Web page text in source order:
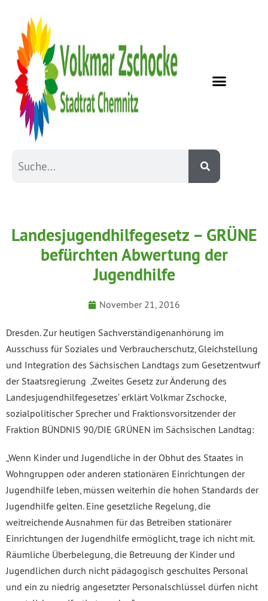
Landesjugendhilfegesetz – GRÜNE
befürchten Abwertung der
Jugendhilfe
November 21, 2016
Dresden. Zur heutigen Sachverständigenanhörung im
Ausschuss für Soziales und Verbraucherschutz, Gleichstellung
und Integration des Sächsischen Landtags zum Gesetzentwurf
der Staatsregierung ‚Zweites Gesetz zur Änderung des
Landesjugendhilfegesetzes‘ erklärt Volkmar Zschocke,
sozialpolitischer Sprecher und Fraktionsvorsitzender der
Fraktion BÜNDNIS 90/DIE GRÜNEN im Sächsischen Landtag:
„Wenn Kinder und Jugendliche in der Obhut des Staates in
Wohngruppen oder anderen stationären Einrichtungen der
Jugendhilfe leben, müssen weiterhin die hohen Standards der
Jugendhilfe gelten. Eine gesetzliche Regelung, die
weitreichende Ausnahmen für das Betreiben stationärer
Einrichtungen der Jugendhilfe ermöglicht, trage ich nicht mit.
Räumliche Überbelegung, die Betreuung der Kinder und
Jugendlichen durch nicht pädagogisch geschultes Personal
und ein zu niedrig angesetzter Personalschlüssel dürfen nicht